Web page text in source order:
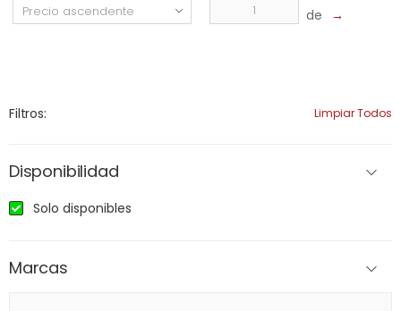
de →
Filtros: Limpiar Todos
Disponibilidad
Solo disponibles
Marcas